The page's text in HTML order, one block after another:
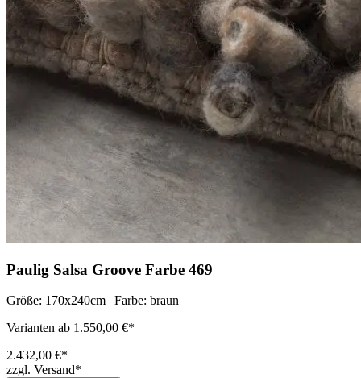
Paulig Salsa Groove Farbe 469
Größe: 170x240cm | Farbe: braun
Varianten ab 1.550,00 €*
2.432,00 €*
zzgl. Versand*